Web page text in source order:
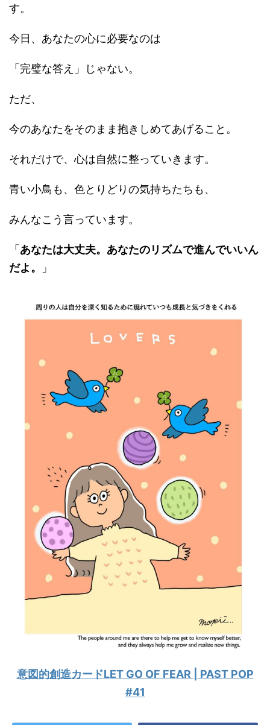
す。
今日、あなたの心に必要なのは
「完璧な答え」じゃない。
ただ、
今のあなたをそのまま抱きしめてあげること。
それだけで、心は自然に整っていきます。
青い小鳥も、色とりどりの気持ちたちも、
みんなこう言っています。
「 あなたは大丈夫。あなたのリズムで進んでいいん
だよ。
」
意図的創造カードLET GO OF FEAR | PAST POP
#41